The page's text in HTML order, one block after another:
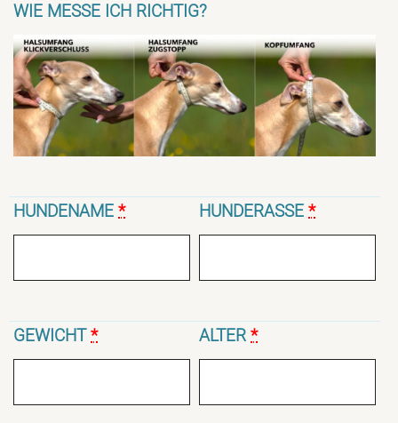
WIE MESSE ICH RICHTIG?
HUNDENAME * HUNDERASSE *
GEWICHT * ALTER *